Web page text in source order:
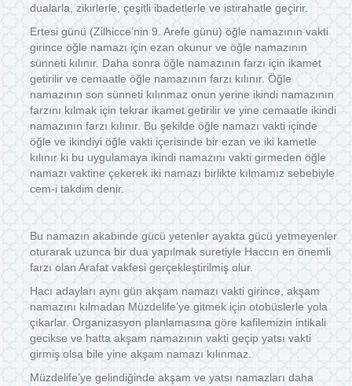
dualarla, zikirlerle, çeşitli ibadetlerle ve istirahatle geçirir.
Ertesi günü (Zilhicce’nin 9. Arefe günü) öğle namazının vakti
girince öğle namazı için ezan okunur ve öğle namazının
sünneti kılınır. Daha sonra öğle namazının farzı için ikamet
getirilir ve cemaatle öğle namazının farzı kılınır. Öğle
namazının son sünneti kılınmaz onun yerine ikindi namazının
farzını kılmak için tekrar ikamet getirilir ve yine cemaatle ikindi
namazının farzı kılınır. Bu şekilde öğle namazı vakti içinde
öğle ve ikindiyi öğle vakti içerisinde bir ezan ve iki kametle
kılınır ki bu uygulamaya ikindi namazını vakti girmeden öğle
namazı vaktine çekerek iki namazı birlikte kılmamız sebebiyle
cem-i takdim denir.
Bu namazın akabinde gücü yetenler ayakta gücü yetmeyenler
oturarak uzunca bir dua yapılmak suretiyle Haccın en önemli
farzı olan Arafat vakfesi gerçekleştirilmiş olur.
Hacı adayları aynı gün akşam namazı vakti girince, akşam
namazını kılmadan Müzdelife’ye gitmek için otobüslerle yola
çıkarlar. Organizasyon planlamasına göre kafilemizin intikali
gecikse ve hatta akşam namazının vakti geçip yatsı vakti
girmiş olsa bile yine akşam namazı kılınmaz.
Müzdelife’ye gelindiğinde akşam ve yatsı namazları daha